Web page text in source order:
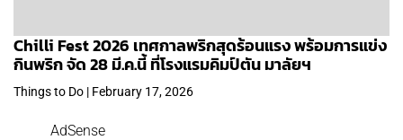
Chilli Fest 2026 เทศกาลพริกสุดร้อนแรง พร้อมการแข่ง
กินพริก จัด 28 มี.ค.นี้ ที่โรงแรมคิมป์ตัน มาลัยฯ
Things to Do | February 17, 2026
AdSense